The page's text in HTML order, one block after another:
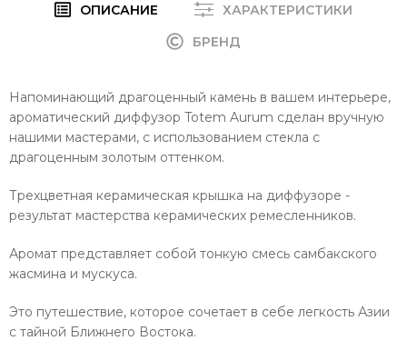
ОПИСАНИЕ
ХАРАКТЕРИСТИКИ
БРЕНД
Напоминающий драгоценный камень в вашем интерьере,
ароматический диффузор Totem Aurum сделан вручную
нашими мастерами, с использованием стекла с
драгоценным золотым оттенком.
Трехцветная керамическая крышка на диффузоре -
результат мастерства керамических ремесленников.
Аромат представляет собой тонкую смесь самбакского
жасмина и мускуса.
Это путешествие, которое сочетает в себе легкость Азии
с тайной Ближнего Востока.